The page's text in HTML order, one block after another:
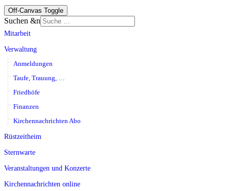
Off-Canvas Toggle
Suchen &n
Mitarbeit
Verwaltung
Anmeldungen
Taufe, Trauung, …
Friedhöfe
Finanzen
Kirchennachrichten Abo
Rüstzeitheim
Sternwarte
Veranstaltungen und Konzerte
Kirchennachrichten online